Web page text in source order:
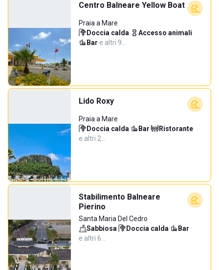
Centro Balneare Yellow Boat
Praia a Mare
Doccia calda· Accesso animali·
Bar·e altri 9…
Lido Roxy
Praia a Mare
Doccia calda· Bar· Ristorante·
e altri 2…
Stabilimento Balneare
Pierino
Santa Maria Del Cedro
Sabbiosa· Doccia calda· Bar·
e altri 6…